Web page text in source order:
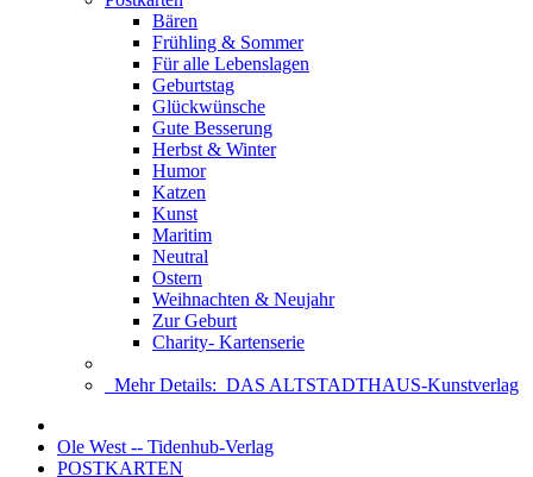
Bären
Frühling & Sommer
Für alle Lebenslagen
Geburtstag
Glückwünsche
Gute Besserung
Herbst & Winter
Humor
Katzen
Kunst
Maritim
Neutral
Ostern
Weihnachten & Neujahr
Zur Geburt
Charity- Kartenserie
Mehr Details: DAS ALTSTADTHAUS-Kunstverlag
Ole West -- Tidenhub-Verlag
POSTKARTEN